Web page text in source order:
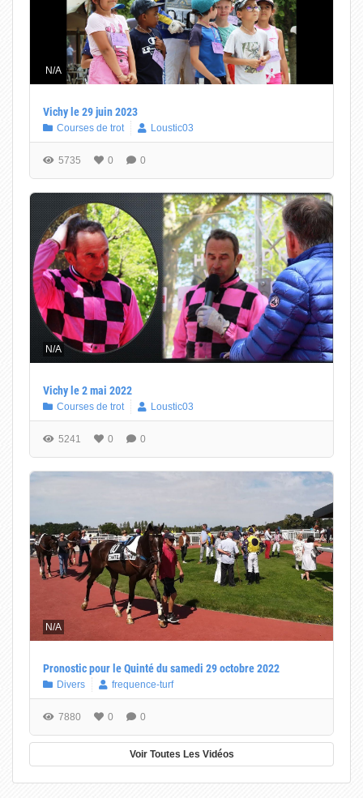
N/A
Vichy le 29 juin 2023
Courses de trot Loustic03
5735 0 0
N/A
Vichy le 2 mai 2022
Courses de trot Loustic03
5241 0 0
N/A
Pronostic pour le Quinté du samedi 29 octobre 2022
Divers frequence-turf
7880 0 0
Voir Toutes Les Vidéos